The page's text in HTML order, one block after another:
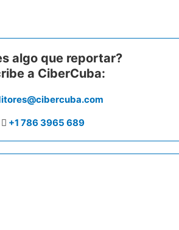
algo que reportar?
a CiberCuba:
+1 786 3965 689